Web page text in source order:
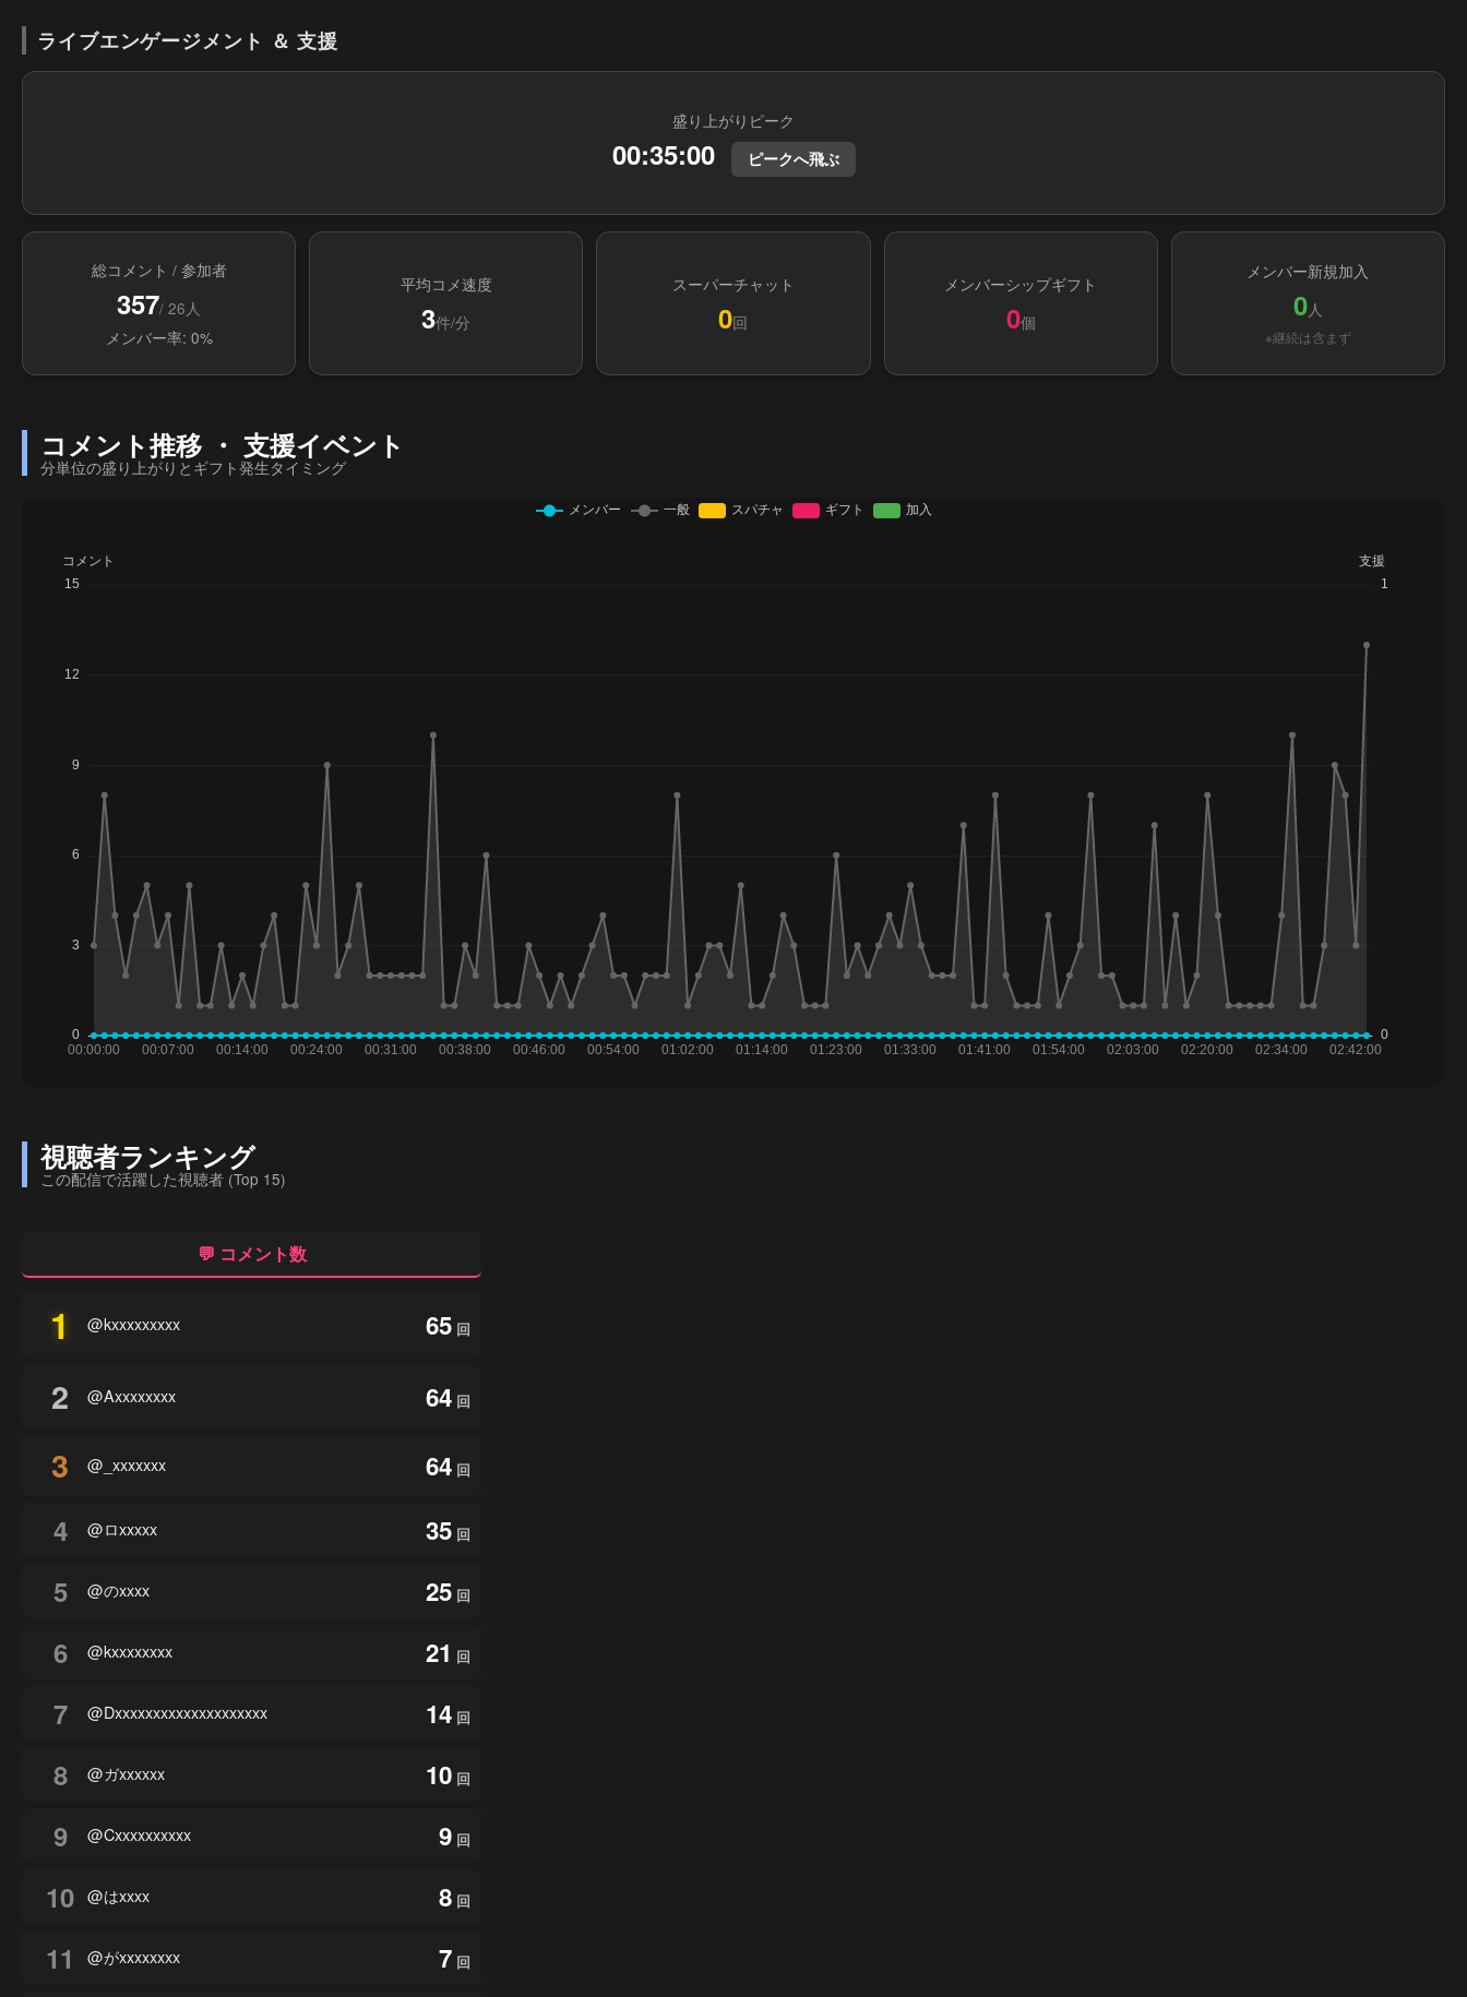
ライブエンゲージメント ＆ 支援
盛り上がりピーク
00:35:00 ピークへ飛ぶ
総コメント / 参加者
357/ 26人
メンバー率: 0%
平均コメ速度
3件/分
スーパーチャット
0回
メンバーシップギフト
0個
メンバー新規加入
0人
※継続は含まず
コメント推移 ・ 支援イベント
分単位の盛り上がりとギフト発生タイミング
視聴者ランキング
この配信で活躍した視聴者 (Top 15)
💬 コメント数
1 @kxxxxxxxxx 65 回
2 @Axxxxxxxx 64 回
3 @_xxxxxxx 64 回
4 @ロxxxxx 35 回
5 @のxxxx 25 回
6 @kxxxxxxxx 21 回
7 @Dxxxxxxxxxxxxxxxxxxxx 14 回
8 @ガxxxxxx 10 回
9 @Cxxxxxxxxxx 9 回
10 @はxxxx 8 回
11 @がxxxxxxxx 7 回